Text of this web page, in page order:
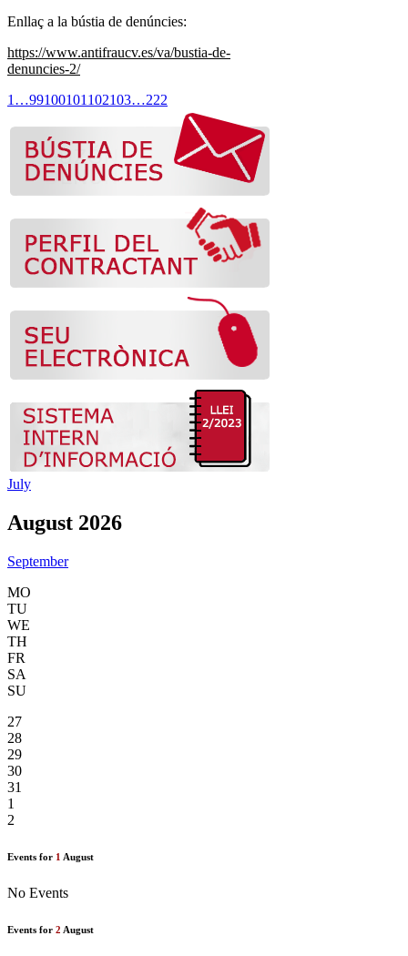
Enllaç a la bústia de denúncies:
https://www.antifraucv.es/va/bustia-de-
denuncies-2/
1 …99100101 102103…222
July
August 2026
September
MO
TU
WE
TH
FR
SA
SU
27
28
29
30
31
1
2
Events for 1 August
No Events
Events for 2 August